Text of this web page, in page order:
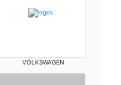
VOLKSWAGEN